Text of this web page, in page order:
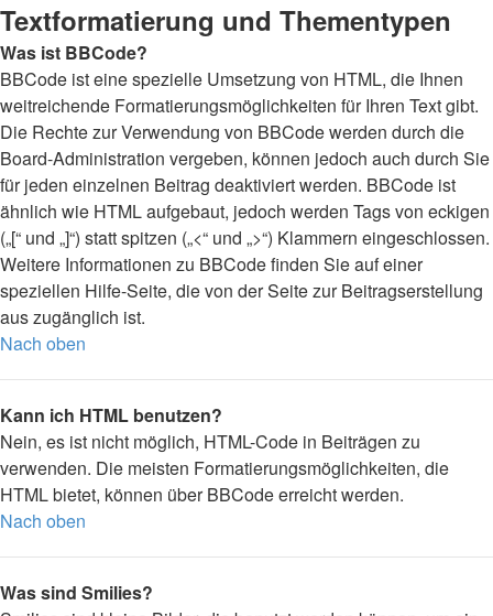
Textformatierung und Thementypen
Was ist BBCode?
BBCode ist eine spezielle Umsetzung von HTML, die Ihnen
weitreichende Formatierungsmöglichkeiten für Ihren Text gibt.
Die Rechte zur Verwendung von BBCode werden durch die
Board-Administration vergeben, können jedoch auch durch Sie
für jeden einzelnen Beitrag deaktiviert werden. BBCode ist
ähnlich wie HTML aufgebaut, jedoch werden Tags von eckigen
(„[“ und „]“) statt spitzen („<“ und „>“) Klammern eingeschlossen.
Weitere Informationen zu BBCode finden Sie auf einer
speziellen Hilfe-Seite, die von der Seite zur Beitragserstellung
aus zugänglich ist.
Nach oben
Kann ich HTML benutzen?
Nein, es ist nicht möglich, HTML-Code in Beiträgen zu
verwenden. Die meisten Formatierungsmöglichkeiten, die
HTML bietet, können über BBCode erreicht werden.
Nach oben
Was sind Smilies?